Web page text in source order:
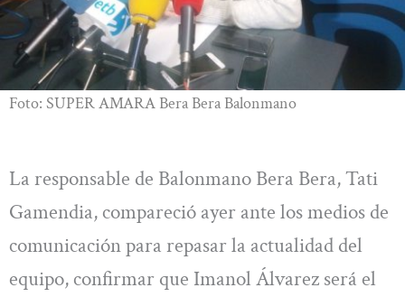
Foto: SUPER AMARA Bera Bera Balonmano
La responsable de Balonmano Bera Bera, Tati
Gamendia, compareció ayer ante los medios de
comunicación para repasar la actualidad del
equipo, confirmar que Imanol Álvarez será el